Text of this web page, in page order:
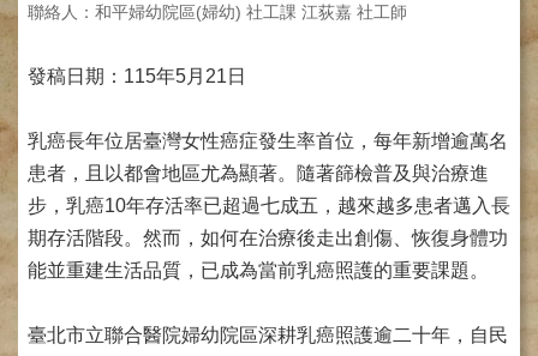
部
介
網
路
掛
號
就
南
聯絡人：和平婦幼院區(婦幼) 社工課 江荻嘉 社工師
發稿日期：115年5月21日
乳癌長年位居臺灣女性癌症發生率首位，每年新增逾萬名
患者，且以都會地區尤為顯著。隨著篩檢普及與治療進
步，乳癌10年存活率已超過七成五，越來越多患者邁入長
期存活階段。然而，如何在治療後走出創傷、恢復身體功
能並重建生活品質，已成為當前乳癌照護的重要課題。
臺北市立聯合醫院婦幼院區深耕乳癌照護逾二十年，自民